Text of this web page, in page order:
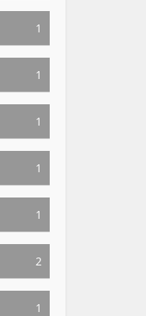
1
1
1
1
1
2
1